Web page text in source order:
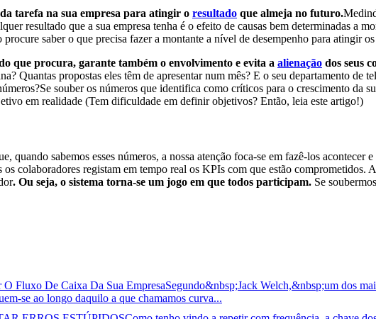
tarefa na sua empresa para atingir o resultado que almeja no futuro.
resultado que a sua empresa tenha é o efeito de causas bem determinadas a
saber o que precisa fazer a montante a nível de desempenho para atingir
que procura, garante também o envolvimento e evita a alienação dos seus
Quantas propostas eles têm de apresentar num mês? E o seu departamento
souber os números que identifica como críticos para o crescimento da
em realidade (Tem dificuldade em definir objetivos? Então, leia este artigo!)
quando sabemos esses números, a nossa atenção foca-se em fazê-los
colaboradores registam em tempo real os KPIs com que estão comprometidos.
. Ou seja, o sistema torna-se um jogo em que todos participam. Se
O Fluxo De Caixa Da Sua EmpresaSegundo&nbsp;Jack Welch,&nbsp;um dos
se ao longo daquilo a que chamamos curva...